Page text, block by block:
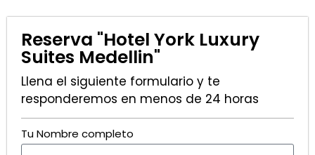
Reserva "Hotel York Luxury
Suites Medellin"
Llena el siguiente formulario y te
responderemos en menos de 24 horas
Tu Nombre completo